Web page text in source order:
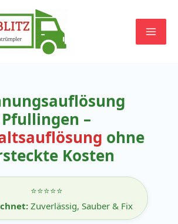
Pfullingen –
ohne
Kosten
⭐⭐⭐⭐⭐
Zuverlässig, Sauber & Fix